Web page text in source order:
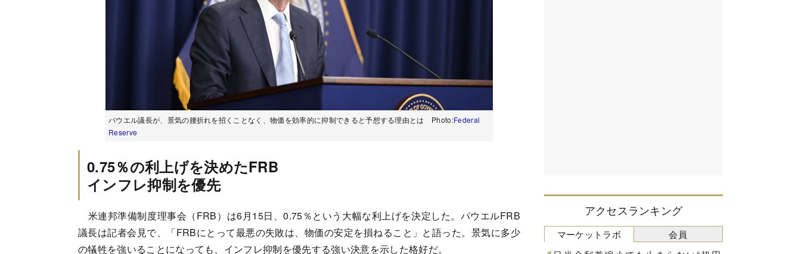
パウエル議長が、景気の腰折れを招くことなく、物価を効率的に抑制できると予想する理由とは Photo:Federal
Reserve
0.75％の利上げを決めたFRB
インフレ抑制を優先
米連邦準備制度理事会（FRB）は6月15日、0.75％という大幅な利上げを決定した。パウエルFRB
議長は記者会見で、「FRBにとって最悪の失敗は、物価の安定を損ねること」と語った。景気に多少
の犠牲を強いることになっても、インフレ抑制を優先する強い決意を示した格好だ。
アクセスランキング
マーケットラボ
会員